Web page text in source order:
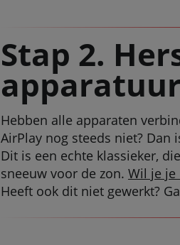
Stap 2.
apparatuur
Hebben alle apparaten
AirPlay nog steeds niet?
Dit is een echte klassieker,
sneeuw voor de zon. Wil je je
Heeft ook dit niet gewerkt?